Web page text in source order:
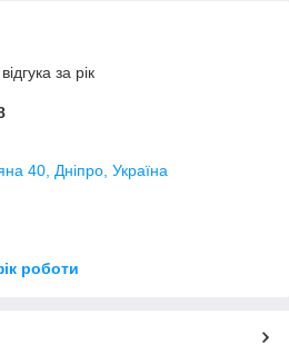
за рік
40, Дніпро, Україна
роботи